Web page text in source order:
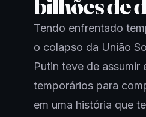
Tendo enfrentado
o colapso da União
Putin teve de assumir
temporários para
em uma história que